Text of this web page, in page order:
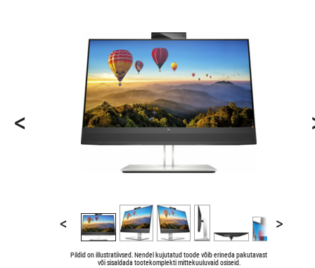
<
< >
Pildid on illustratiivsed. Nendel kujutatud toode võib erineda pakutavast
või sisaldada tootekomplekti mittekuuluvaid osiseid.